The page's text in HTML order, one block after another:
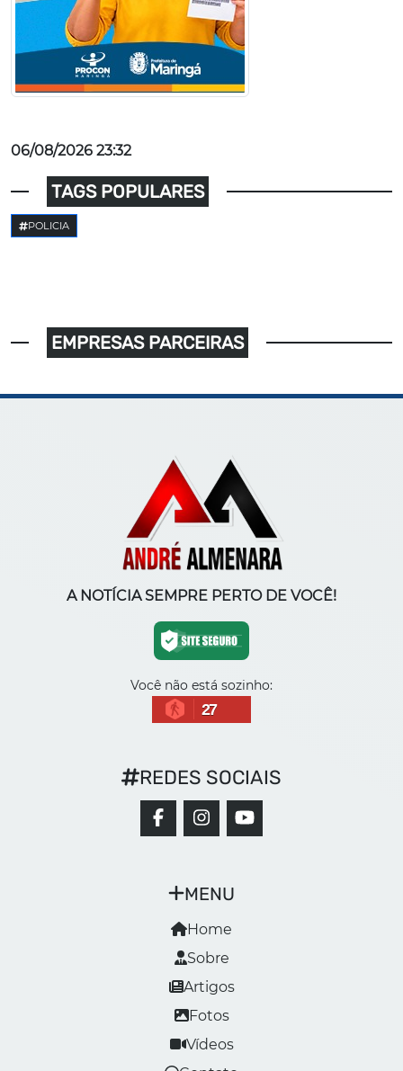
06/08/2026 23:32
TAGS POPULARES
POLICIA
EMPRESAS PARCEIRAS
A NOTÍCIA SEMPRE PERTO DE VOCÊ!
Você não está sozinho:
27
MENU
Home
Sobre
Artigos
Fotos
Vídeos
REDES SOCIAIS